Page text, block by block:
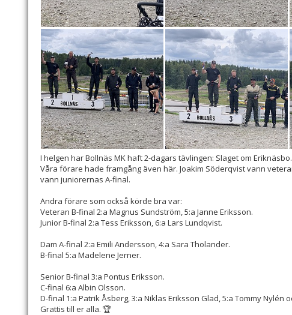
I helgen har Bollnäs MK haft 2-dagars tävlingen: Slaget om Eriknäsbo.
Våra förare hade framgång även här. Joakim Söderqvist vann
vann juniorernas A-final.
Andra förare som också körde bra var:
Veteran B-final 2:a Magnus Sundström, 5:a Janne Eriksson.
Junior B-final 2:a Tess Eriksson, 6:a Lars Lundqvist.
Dam A-final 2:a Emili Andersson, 4:a Sara Tholander.
B-final 5:a Madelene Jerner.
Senior B-final 3:a Pontus Eriksson.
C-final 6:a Albin Olsson.
D-final 1:a Patrik Åsberg, 3:a Niklas Eriksson Glad, 5:a Tommy Nylén
Grattis till er alla. 🏆